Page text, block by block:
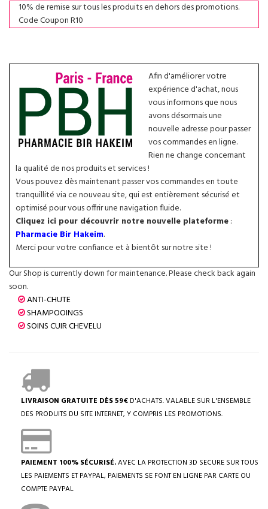
10% de remise sur tous les produits en dehors des promotions.
Code Coupon R10
Afin d'améliorer votre
expérience d'achat, nous
vous informons que nous
avons désormais une
nouvelle adresse pour passer
vos commandes en ligne.
Rien ne change concernant
la qualité de nos produits et services !
Vous pouvez dès maintenant passer vos commandes en toute
tranquillité via ce nouveau site, qui est entièrement sécurisé et
optimisé pour vous offrir une navigation fluide.
Cliquez ici pour découvrir notre nouvelle plateforme:
Pharmacie Bir Hakeim.
Merci pour votre confiance et à bientôt sur notre site !
Our Shop is currently down for maintenance. Please check back again
soon.
ANTI-CHUTE
SHAMPOOINGS
SOINS CUIR CHEVELU
LIVRAISON GRATUITE DÈS 59€ D'ACHATS. VALABLE SUR L'ENSEMBLE
DES PRODUITS DU SITE INTERNET, Y COMPRIS LES PROMOTIONS.
PAIEMENT 100% SÉCURISÉ.AVEC LA PROTECTION 3D SECURE SUR TOUS
LES PAIEMENTS ET PAYPAL, PAIEMENTS SE FONT EN LIGNE PAR CARTE OU
COMPTE PAYPAL